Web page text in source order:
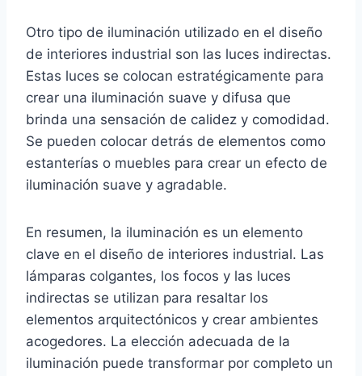
Otro tipo de iluminación utilizado en el diseño
de interiores industrial son las luces indirectas.
Estas luces se colocan estratégicamente para
crear una iluminación suave y difusa que
brinda una sensación de calidez y comodidad.
Se pueden colocar detrás de elementos como
estanterías o muebles para crear un efecto de
iluminación suave y agradable.
En resumen, la iluminación es un elemento
clave en el diseño de interiores industrial. Las
lámparas colgantes, los focos y las luces
indirectas se utilizan para resaltar los
elementos arquitectónicos y crear ambientes
acogedores. La elección adecuada de la
iluminación puede transformar por completo un